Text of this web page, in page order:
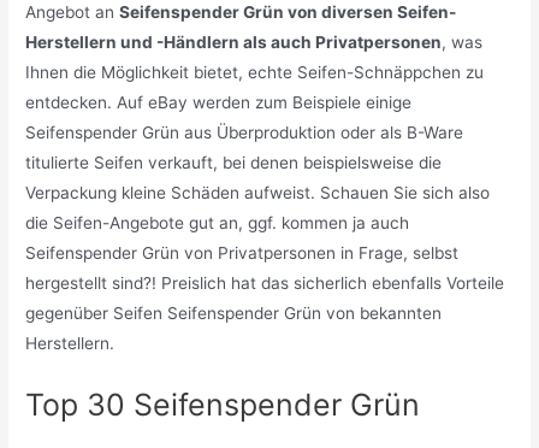
Angebot anSeifenspender Grün von diversen Seifen-
Herstellern und -Händlern als auch Privatpersonen, was
Ihnen die Möglichkeit bietet, echte Seifen-Schnäppchen zu
entdecken. Auf eBay werden zum Beispiele einige
Seifenspender Grün aus Überproduktion oder als B-Ware
titulierte Seifen verkauft, bei denen beispielsweise die
Verpackung kleine Schäden aufweist. Schauen Sie sich also
die Seifen-Angebote gut an, ggf. kommen ja auch
Seifenspender Grün von Privatpersonen in Frage, selbst
hergestellt sind?! Preislich hat das sicherlich ebenfalls Vorteile
gegenüber Seifen Seifenspender Grün von bekannten
Herstellern.
Top 30 Seifenspender Grün